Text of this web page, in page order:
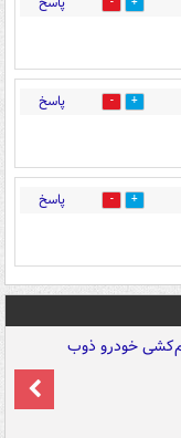
0
0 پاسخ
1 پاسخ